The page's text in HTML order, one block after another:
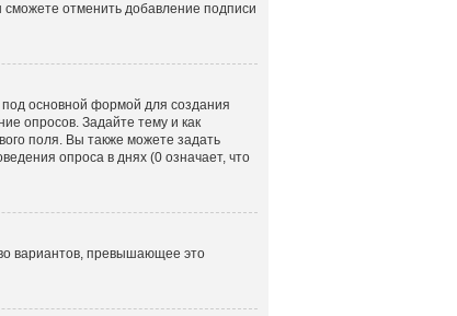
отменить добавление подписи
под основной формой для создания
опросов. Задайте тему и как
поля. Вы также можете задать
опроса в днях (0 означает, что
вариантов, превышающее это